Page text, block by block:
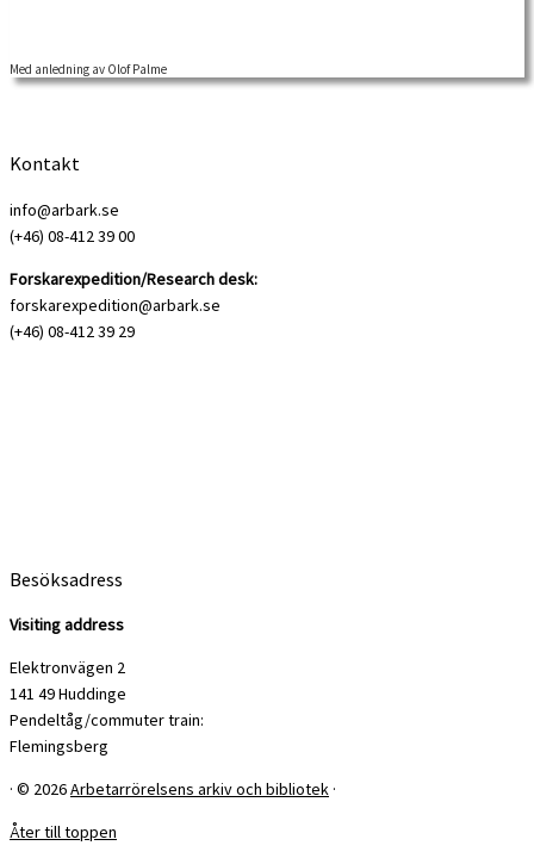
Den 28:e februari för 30 år mördades statsminister Olof Palme – något som
Med anledning av Olof Palme
Kontakt
info@arbark.se
(+46) 08-412 39 00
Forskarexpedition/Research desk:
forskarexpedition@arbark.se
(+46) 08-412 39 29
Besöksadress
Visiting address
Elektronvägen 2
141 49 Huddinge
Pendeltåg/commuter train:
Flemingsberg
· © 2026Arbetarrörelsens arkiv och bibliotek ·
Åter till toppen